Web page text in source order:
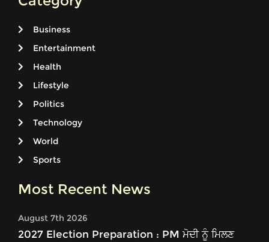
Business
Entertainment
Health
Lifestyle
Politics
Technology
World
Sports
Most Recent News
August 7th 2026
2027 Election Preparation : PM ਮੋਦੀ ਨੂੰ ਮਿਲਣ